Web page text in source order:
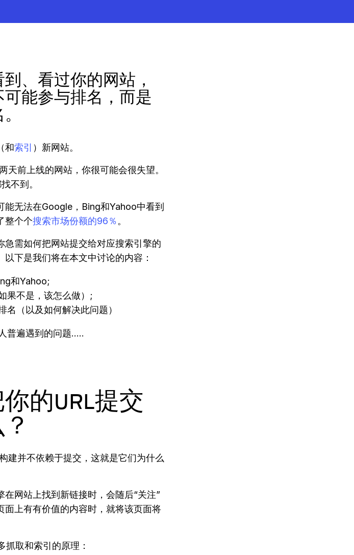
、看过你的网站，
能参与排名，而是
和索引 ）新网站。
前上线的网站，你很可能会很失望。
不到。
无法在Google，Bing和Yahoo中看到
整个个搜索市场份额的96％ 。
需如何把网站提交给对应搜索引擎的
下是我们将在本文中讨论的内容：
和Yahoo;
果不是，该怎么做）;
名（以及如何解决此问题）
普遍遇到的问题.....
的URL提交
建并不依赖于提交，这就是它们为什么
网站上找到新链接时，会随后“关注”
上有有价值的内容时，就将该页面将
抓取和索引的原理：